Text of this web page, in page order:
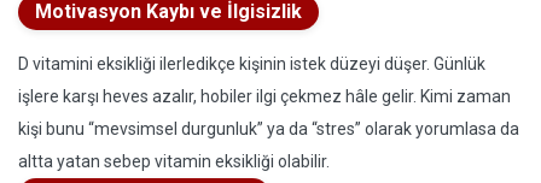
Motivasyon Kaybı ve İlgisizlik
D vitamini eksikliği ilerledikçe kişinin istek düzeyi düşer. Günlük
işlere karşı heves azalır, hobiler ilgi çekmez hâle gelir. Kimi zaman
kişi bunu “mevsimsel durgunluk” ya da “stres” olarak yorumlasa da
altta yatan sebep vitamin eksikliği olabilir.